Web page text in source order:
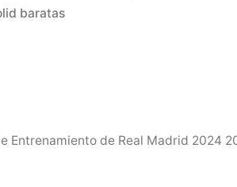
baratas
Entrenamiento de Real Madrid 2024